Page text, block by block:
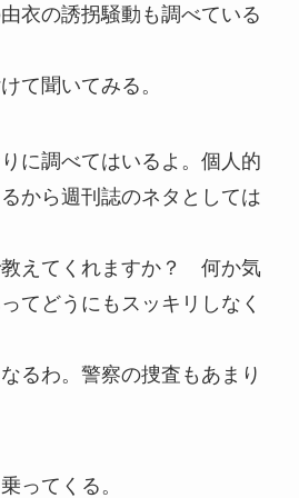
衣の誘拐騒動も調べている
て聞いてみる。
に調べてはいるよ。個人的
から週刊誌のネタとしては
教えてくれますか？ 何か気
てどうにもスッキリしなく
るわ。警察の捜査もあまり
ってくる。